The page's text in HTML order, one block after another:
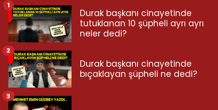
Durak başkanı cinayetinde
tutuklanan 10 şüpheli ayrı ayrı
neler dedi?
1
Durak başkanı cinayetinde
bıçaklayan şüpheli ne dedi?
2
3